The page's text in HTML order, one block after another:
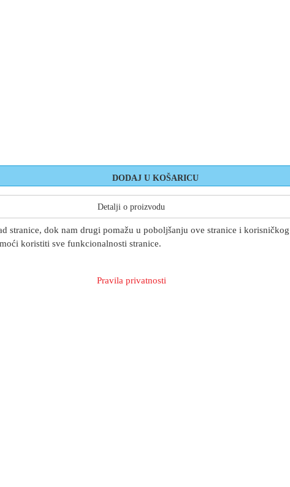
Detalji o proizvodu
stranice, dok nam drugi pomažu u poboljšanju ove stranice i
koristiti sve funkcionalnosti stranice.
Pravila privatnosti